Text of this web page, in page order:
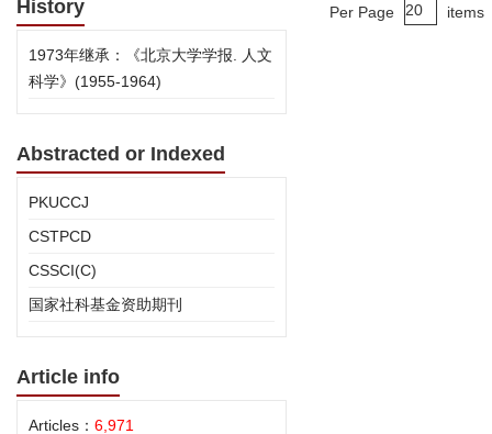
History
1973年继承：《北京大学学报. 人文
科学》(1955-1964)
Abstracted or Indexed
PKUCCJ
CSTPCD
CSSCI(C)
国家社科基金资助期刊
Article info
Articles： 6,971
Per Page items